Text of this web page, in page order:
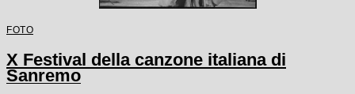
FOTO
X Festival della canzone italiana di
Sanremo